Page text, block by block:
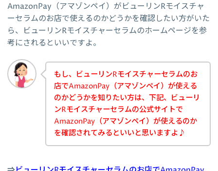
AmazonPay（アマゾンペイ）がビューリンRモイスチャ
ーセラムのお店で使えるのかどうかを確認したい方がいた
ら、ビューリンRモイスチャーセラムのホームページを参
考にされるといいですよ。
もし、ビューリンRモイスチャーセラムのお
店でAmazonPay（アマゾンペイ）が使える
のかどうかを知りたい方は、下記、ビューリ
ンRモイスチャーセラムの公式サイトで
AmazonPay（アマゾンペイ）が使えるのか
を確認されてみるといいと思いますよ♪